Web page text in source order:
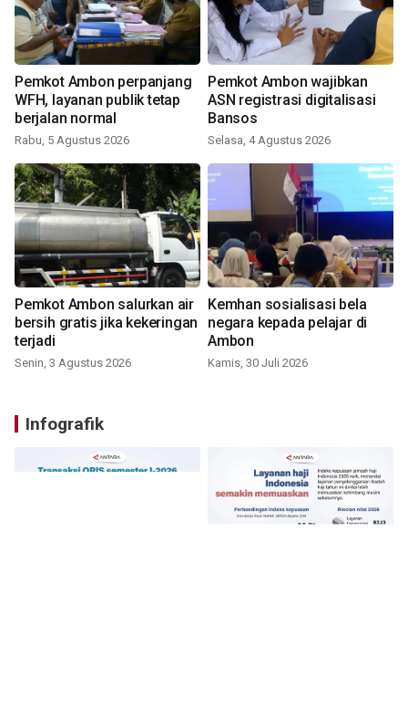
Pemkot Ambon perpanjang
WFH, layanan publik tetap
berjalan normal
Rabu, 5 Agustus 2026
Pemkot Ambon wajibkan
ASN registrasi digitalisasi
Bansos
Selasa, 4 Agustus 2026
Pemkot Ambon salurkan air
bersih gratis jika kekeringan
terjadi
Senin, 3 Agustus 2026
Kemhan sosialisasi bela
negara kepada pelajar di
Ambon
Kamis, 30 Juli 2026
Infografik